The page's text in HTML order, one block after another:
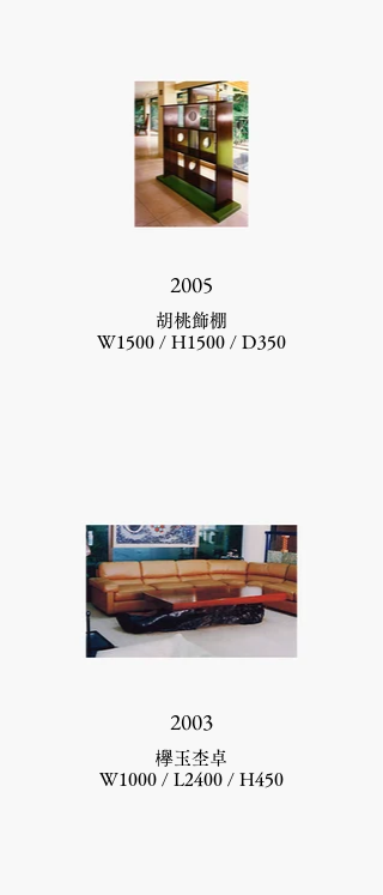
2005
胡桃飾棚
W1500 / H1500 / D350
2003
欅玉杢卓
W1000 / L2400 / H450